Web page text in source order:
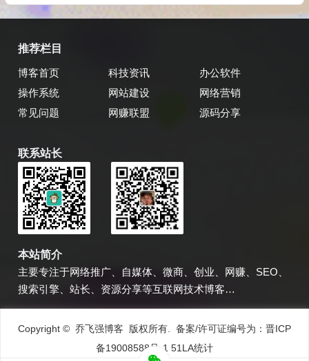
推荐栏目
博客首页 科技资讯
办公软件
操作系统
网站建设
网络营销
常见问题
网赚联盟 源码分享
联系站长
本站简介
主要专注于网络推广、自媒体、微商、创业、网赚、SEO、
搜索引擎、站长、资源分享等互联网技术博客…
Copyright © 乔飞强博客 版权所有. 备案/许可证编号为： 晋ICP
备19008588号-1 51LA统计